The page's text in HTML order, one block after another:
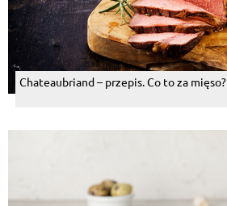
Chateaubriand – przepis. Co to za mięso?